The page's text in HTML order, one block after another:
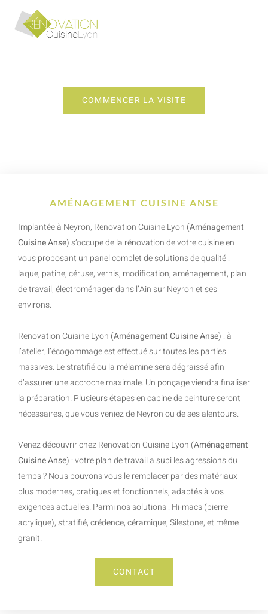
COMMENCER LA VISITE
AMÉNAGEMENT CUISINE ANSE
Implantée à Neyron, Renovation Cuisine Lyon (Aménagement
Cuisine Anse) s’occupe de la rénovation de votre cuisine en
vous proposant un panel complet de solutions de qualité :
laque, patine, céruse, vernis, modification, aménagement, plan
de travail, électroménager dans l’Ain sur Neyron et ses
environs.
Renovation Cuisine Lyon (Aménagement Cuisine Anse) : à
l’atelier, l’écogommage est effectué sur toutes les parties
massives. Le stratifié ou la mélamine sera dégraissé afin
d’assurer une accroche maximale. Un ponçage viendra finaliser
la préparation. Plusieurs étapes en cabine de peinture seront
nécessaires, que vous veniez de Neyron ou de ses alentours.
Venez découvrir chez Renovation Cuisine Lyon (Aménagement
Cuisine Anse) : votre plan de travail a subi les agressions du
temps ? Nous pouvons vous le remplacer par des matériaux
plus modernes, pratiques et fonctionnels, adaptés à vos
exigences actuelles. Parmi nos solutions : Hi-macs (pierre
acrylique), stratifié, crédence, céramique, Silestone, et même
granit.
CONTACT